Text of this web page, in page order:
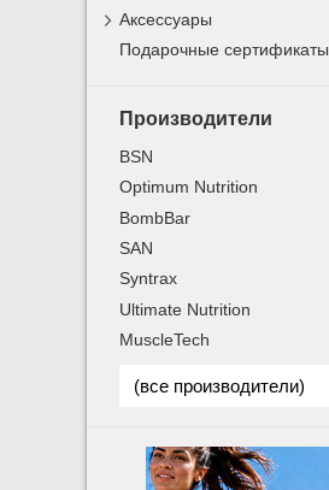
Аксессуары
Подарочные сертификаты
Производители
BSN
Optimum Nutrition
BombBar
SAN
Syntrax
Ultimate Nutrition
MuscleTech